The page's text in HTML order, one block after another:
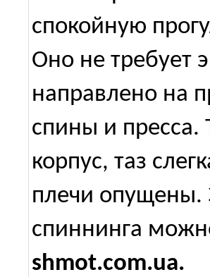
спокойную
Оно не требует
направлено на
спины и пресса.
корпус, таз
плечи опущены.
спиннинга
shmot.com.ua.